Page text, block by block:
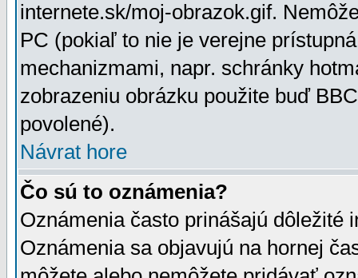
internete.sk/moj-obrazok.gif.
PC (pokiaľ to nie je verejne
mechanizmami, napr. schránky
zobrazeniu obrázku použite buď
povolené).
Návrat hore
Čo sú to oznámenia?
Oznámenia často prinášajú dôležité
Oznámenia sa objavujú na hornej